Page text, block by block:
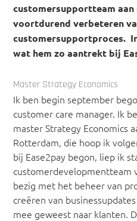
customersupportteam
voortdurend verbeteren
customersupportproces.
wat hem zo aantrekt bij
Master Strategy Economics
Ik ben begin september
customer care manager. Ik
master Strategy Economics
Rotterdam, die hoop ik
bij Ease2pay begon, liep ik
customerdevelopmentteam
bezig met het beheer van
creëren van
mee geweest naar klanten.